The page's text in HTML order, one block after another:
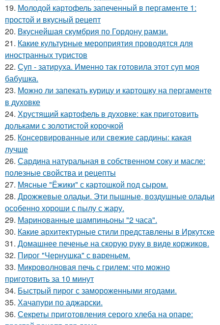
19. Молодой картофель запеченный в пергаменте 1:
простой и вкусный рецепт
20. Вкуснейшая скумбрия по Гордону рамзи.
21. Какие культурные мероприятия проводятся для
иностранных туристов
22. Суп - затируха. Именно так готовила этот суп моя
бабушка.
23. Можно ли запекать курицу и картошку на пергаменте
в духовке
24. Хрустящий картофель в духовке: как приготовить
дольками с золотистой корочкой
25. Консервированные или свежие сардины: какая
лучше
26. Сардина натуральная в собственном соку и масле:
полезные свойства и рецепты
27. Мясные "Ёжики" с картошкой под сыром.
28. Дрожжевые оладьи. Эти пышные, воздушные оладьи
особенно хороши с пылу с жару.
29. Маринованные шампиньоны "2 часа".
30. Какие архитектурные стили представлены в Иркутске
31. Домашнее печенье на скорую руку в виде коржиков.
32. Пирог "Чернушка" с вареньем.
33. Микроволновая печь с грилем: что можно
приготовить за 10 минут
34. Быстрый пирог с замороженными ягодами.
35. Хачапури по аджарски.
36. Секреты приготовления серого хлеба на опаре: